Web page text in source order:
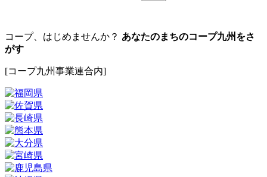
コープ、はじめませんか？ あなたのまちのコープ九州をさ
がす
[コープ九州事業連合内]